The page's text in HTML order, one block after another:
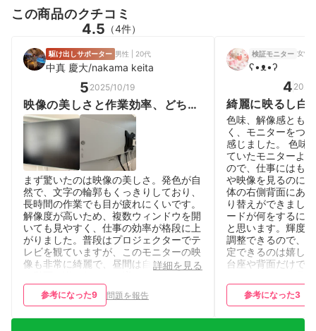
この商品のクチコミ
4.5 （4件）
駆け出しサポーター 男性 | 20代
中真 慶大/nakama keita
5 2025/10/19
映像の美しさと作業効率、どちら
も満足できる理想のモニター
まず驚いたのは映像の美しさ。発色が自
然で、文字の輪郭もくっきりしており、
長時間の作業でも目が疲れにくいです。
解像度が高いため、複数ウィンドウを開
いても見やすく、仕事の効率が格段に上
がりました。普段はプロジェクターでテ
レビを観ていますが、このモニターの映
像も非常に綺麗で、昼間は自然とこちら
ザインもシンプルでスタイリッシュ。デ
スク上の雰囲気を壊さず、機能性と美観
詳細を見る
参考になった9 問題を報告
検証モニター 女性
ʕ•ᴥ•ʔ
4
綺麗に映るし白
い。水平回転で
色味、解像感とも
く、モニターをつ
感じました。 色味
ていたモニターよ
ので、仕事にはも
や映像を見るのに
体の右側背面にあ
り替えができまし
ードが何をするに
と思います。輝度
調整できるので、
定できるのは嬉し
台座や背面だけで
体は白なのにベゼ
も多いので、白色
プレイの上下移動
参考になった3